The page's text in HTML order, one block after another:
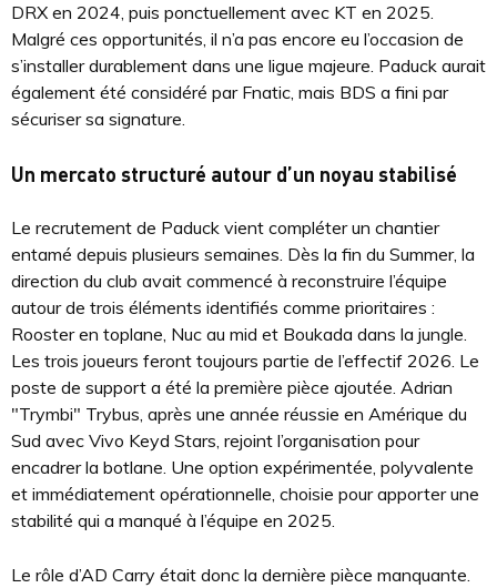
DRX en 2024, puis ponctuellement avec KT en 2025.
Malgré ces opportunités, il n’a pas encore eu l’occasion de
s’installer durablement dans une ligue majeure. Paduck aurait
également été considéré par Fnatic, mais BDS a fini par
sécuriser sa signature.
Un mercato structuré autour d’un noyau stabilisé
Le recrutement de Paduck vient compléter un chantier
entamé depuis plusieurs semaines. Dès la fin du Summer, la
direction du club avait commencé à reconstruire l’équipe
autour de trois éléments identifiés comme prioritaires :
Rooster en toplane, Nuc au mid et Boukada dans la jungle.
Les trois joueurs feront toujours partie de l’effectif 2026. Le
poste de support a été la première pièce ajoutée. Adrian
"Trymbi" Trybus, après une année réussie en Amérique du
Sud avec Vivo Keyd Stars, rejoint l’organisation pour
encadrer la botlane. Une option expérimentée, polyvalente
et immédiatement opérationnelle, choisie pour apporter une
stabilité qui a manqué à l’équipe en 2025.
Le rôle d’AD Carry était donc la dernière pièce manquante.